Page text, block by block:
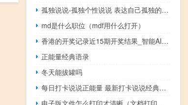
孤独说说-孤独个性说说 表达自己孤独的个性签名
md是什么职位（mdf用什么打开）
香港的开奖记录近15期开奖结果_智能AI深度解析_百家号版v47.08.127
正能量经典语录
冬天能拔罐吗
每日打卡说说正能量 最新打卡说说经典大全